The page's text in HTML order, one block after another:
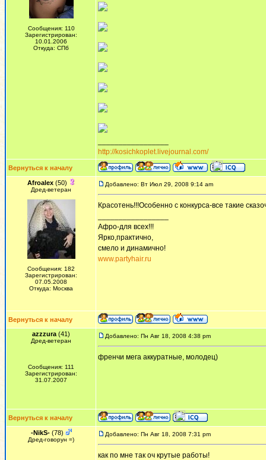
Сообщения: 110
Зарегистрирован:
10.01.2006
Откуда: СПб
http://kosichkoplet.livejournal.com/
Вернуться к началу
Afroalex(50)
Дред-ветеран
Сообщения: 182
Зарегистрирован:
07.05.2008
Откуда: Москва
Добавлено: Вт Июл 29, 2008 9:14 am
Красотень!!!Особенно с конкурса-все такие
Афро-для всех!!!
Ярко,практично,
смело и динамично!
www.partyhair.ru
Вернуться к началу
azzzura (41)
Дред-ветеран
Сообщения: 111
Зарегистрирован:
31.07.2007
Добавлено: Пн Авг 18, 2008 4:38 pm
френчи мега аккуратные, молодец)
Вернуться к началу
-NikS-(78)
Дред-говорун =)
Добавлено: Пн Авг 18, 2008 7:31 pm
как по мне так оч крутые работы!